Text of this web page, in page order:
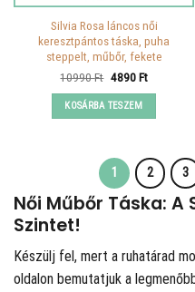
Silvia Rosa láncos női
keresztpántos táska, puha
steppelt, műbőr, fekete
10990Ft Original
was:
10990 Ft.
4890FtCurrent
KOSÁRBA TESZEM
1 2 3
Női Műbőr Táska: A
Szintet!
Készülj fel, mert a ruhatárad
oldalon bemutatjuk a